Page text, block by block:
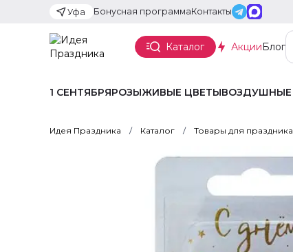
Уфа Бонусная программаКонтакты
Каталог АкцииБлог
1 СЕНТЯБРЯРОЗЫЖИВЫЕ ЦВЕТЫ
Идея Праздника Каталог Товары для праздника